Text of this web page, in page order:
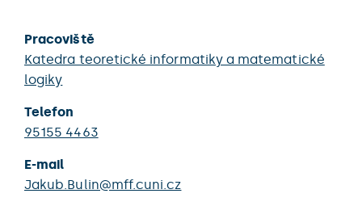
Pracoviště
Katedra teoretické informatiky a matematické
logiky
Telefon
95155 4463
E-mail
Jakub.Bulin@mff.cuni.cz